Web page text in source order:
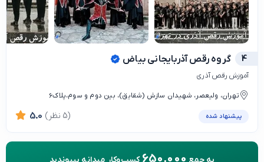
4 گروه رقص آذربایجانی بیاض
آموزش رقص آذری
تهران، ولیعصر، شهیدان سازش (شقایق)، بین دوم و سوم،پلاک6
پیشنهاد شده 5.0 (5 نظر)